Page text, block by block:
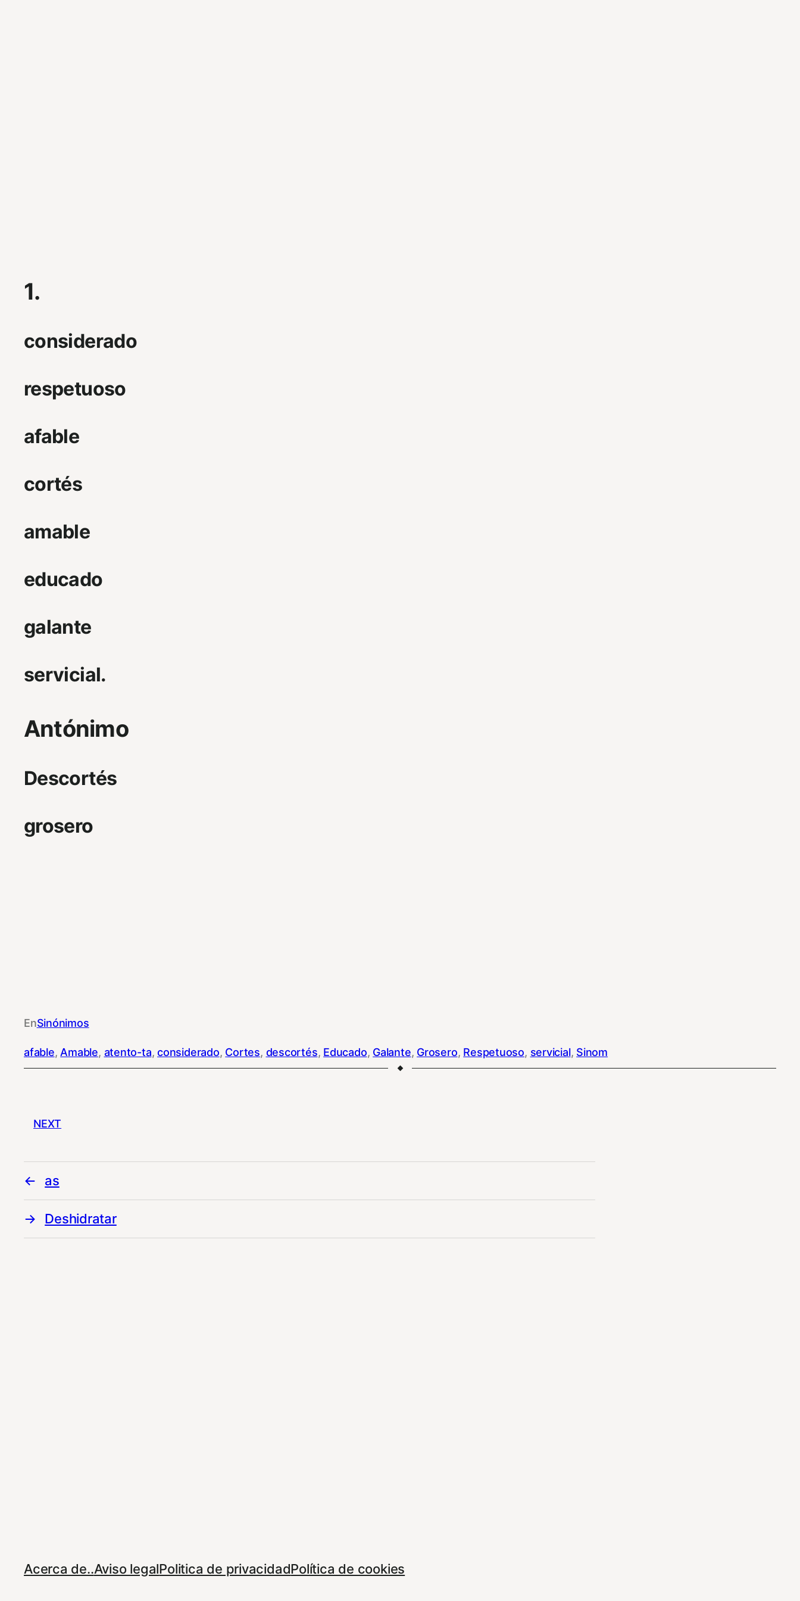
1.
considerado
respetuoso
afable
cortés
amable
educado
galante
servicial.
Antónimo
Descortés
grosero
EnSinónimos
afable, Amable, atento-ta, considerado, Cortes, descortés, Educado, Galante, Grosero, Respetuoso, servicial, Sinom
NEXT
as
Deshidratar
Acerca de..Aviso legalPolitica de privacidadPolítica de cookies